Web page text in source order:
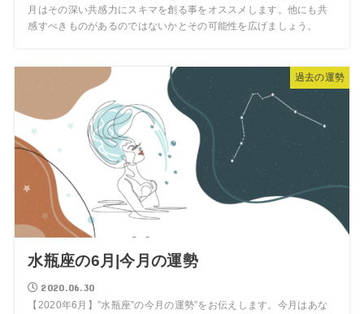
月はその深い共感力にスキマを創る事をオススメします。他にも共
感すべきものがあるのではないかとその可能性を広げましょう。
過去の運勢
水瓶座の6月|今月の運勢
2020.06.30
【2020年6月】”水瓶座”の今月の運勢”をお伝えします。今月はあな